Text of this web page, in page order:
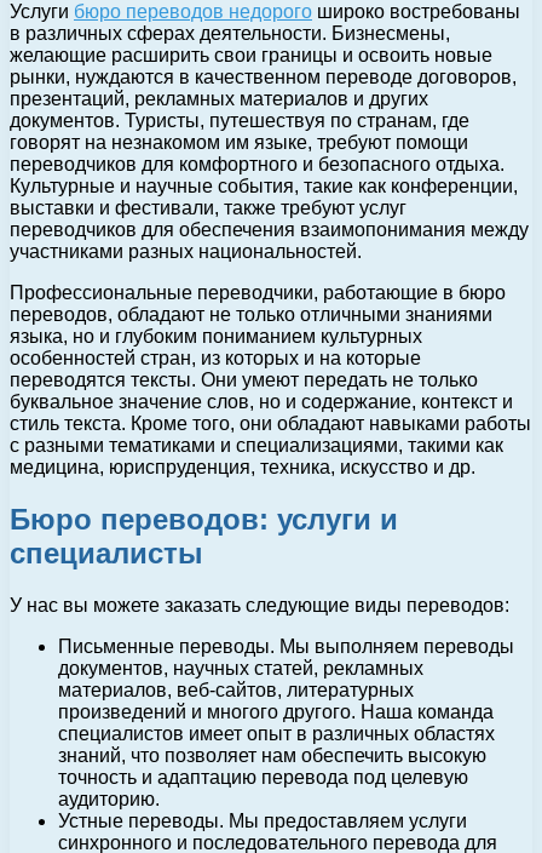
Услуги бюро переводов недорого широко востребованы
в различных сферах деятельности. Бизнесмены,
желающие расширить свои границы и освоить новые
рынки, нуждаются в качественном переводе договоров,
презентаций, рекламных материалов и других
документов. Туристы, путешествуя по странам, где
говорят на незнакомом им языке, требуют помощи
переводчиков для комфортного и безопасного отдыха.
Культурные и научные события, такие как конференции,
выставки и фестивали, также требуют услуг
переводчиков для обеспечения взаимопонимания между
участниками разных национальностей.
Профессиональные переводчики, работающие в бюро
переводов, обладают не только отличными знаниями
языка, но и глубоким пониманием культурных
особенностей стран, из которых и на которые
переводятся тексты. Они умеют передать не только
буквальное значение слов, но и содержание, контекст и
стиль текста. Кроме того, они обладают навыками работы
с разными тематиками и специализациями, такими как
медицина, юриспруденция, техника, искусство и др.
Бюро переводов: услуги и
специалисты
У нас вы можете заказать следующие виды переводов:
Письменные переводы. Мы выполняем переводы
документов, научных статей, рекламных
материалов, веб-сайтов, литературных
произведений и многого другого. Наша команда
специалистов имеет опыт в различных областях
знаний, что позволяет нам обеспечить высокую
точность и адаптацию перевода под целевую
аудиторию.
Устные переводы. Мы предоставляем услуги
синхронного и последовательного перевода для